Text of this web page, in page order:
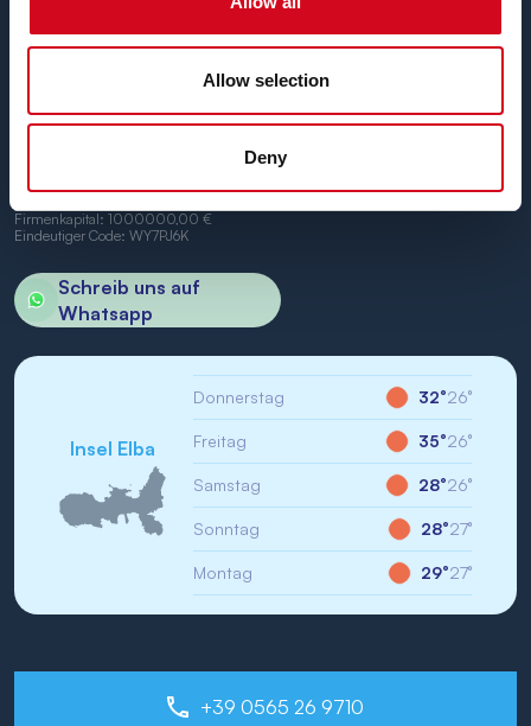
Allow selection
Deny
Firmensitz: Portoferraio (LI) Calata Italia 22
USt.-IdNr./St-IdNr.: IT01968710994
Firmenkapital: 1000000,00 €
Eindeutiger Code: WY7PJ6K
Schreib uns auf
Whatsapp
Insel Elba
Donnerstag 32°26°
Freitag 35°26°
Samstag 28°26°
Sonntag 28°27°
Montag 29°27°
+39 0565 26 9710